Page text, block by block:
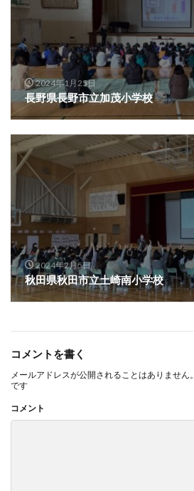
2024年1月25日
長野県長野市立加茂小学校
2024年2月5日
秋田県秋田市立土崎南小学校
コメントを書く
メールアドレスが公開されることはありません。
です
コメント